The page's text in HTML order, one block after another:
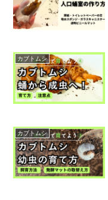
カブトムシ
カブトムシ